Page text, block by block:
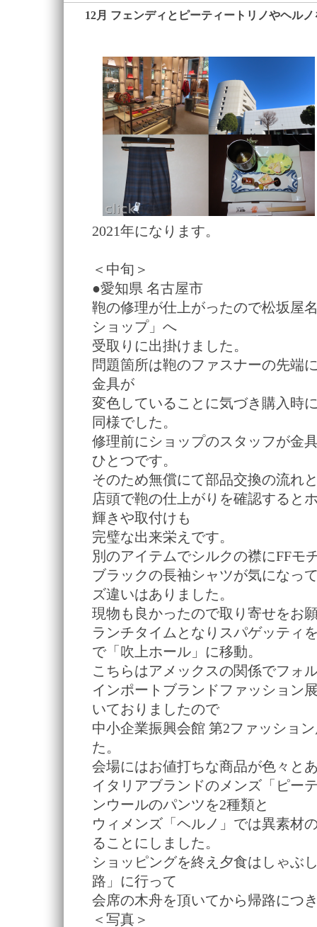
12月 フェンディとピーティートリノやヘル
2021年になります。
＜中旬＞
●愛知県 名古屋市
鞄の修理が仕上がったので松坂屋
ショップ」へ
受取りに出掛けました。
問題箇所は鞄のファスナーの先端
金具が
変色していることに気づき購入時
同様でした。
修理前にショップのスタッフが金
ひとつです。
そのため無償にて部品交換の流れ
店頭で鞄の仕上がりを確認すると
輝きや取付けも
完璧な出来栄えです。
別のアイテムでシルクの襟にFFモ
ブラックの長袖シャツが気になっ
ズ違いはありました。
現物も良かったので取り寄せをお
ランチタイムとなりスパゲッティ
で「吹上ホール」に移動。
こちらはアメックスの関係でフォ
インポートブランドファッション
いておりましたので
中小企業振興会館 第2ファッショ
た。
会場にはお値打ちな商品が色々と
イタリアブランドのメンズ「ピー
ンウールのパンツを2種類と
ウィメンズ「ヘルノ」では異素材
ることにしました。
ショッピングを終え夕食はしゃぶ
路」に行って
会席の木舟を頂いてから帰路につ
＜写真＞